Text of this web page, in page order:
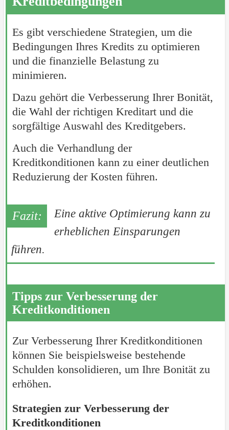
Es gibt verschiedene Strategien, um die
Bedingungen Ihres Kredits zu optimieren
und die finanzielle Belastung zu
minimieren.
Dazu gehört die Verbesserung Ihrer Bonität,
die Wahl der richtigen Kreditart und die
sorgfältige Auswahl des Kreditgebers.
Auch die Verhandlung der
Kreditkonditionen kann zu einer deutlichen
Reduzierung der Kosten führen.
Eine aktive Optimierung kann zu
erheblichen Einsparungen
führen.
Tipps zur Verbesserung der
Kreditkonditionen
Zur Verbesserung Ihrer Kreditkonditionen
können Sie beispielsweise bestehende
Schulden konsolidieren, um Ihre Bonität zu
erhöhen.
Strategien zur Verbesserung der
Kreditkonditionen